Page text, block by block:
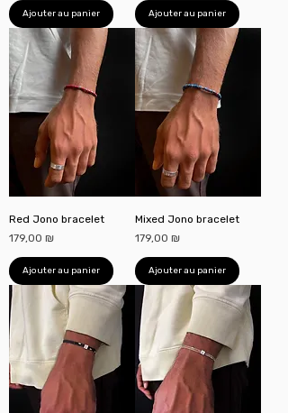
Ajouter au panier Ajouter au panier
Red Jono bracelet
Prix
179,00 ₪
Ajouter au panier
Mixed Jono bracelet
Prix
179,00 ₪
Ajouter au panier